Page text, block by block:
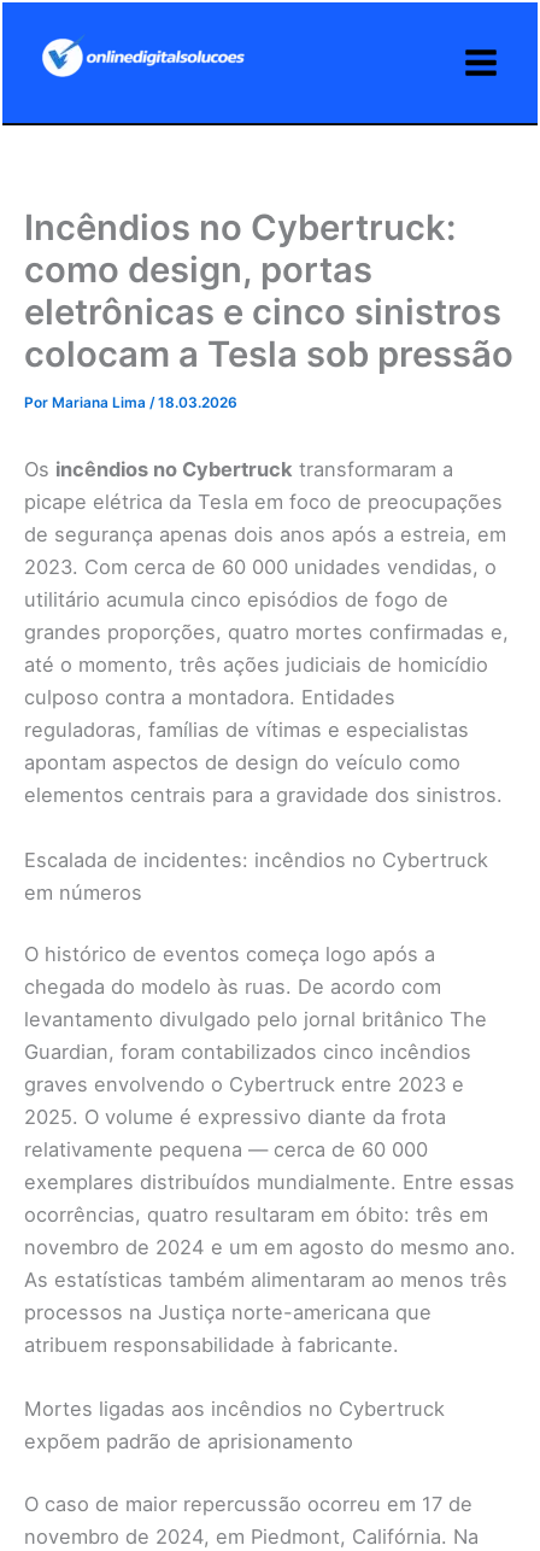
Incêndios no Cybertruck:
como design, portas
eletrônicas e cinco sinistros
colocam a Tesla sob pressão
Por Mariana Lima /18.03.2026
Os incêndios no Cybertruck transformaram a
picape elétrica da Tesla em foco de preocupações
de segurança apenas dois anos após a estreia, em
2023. Com cerca de 60 000 unidades vendidas, o
utilitário acumula cinco episódios de fogo de
grandes proporções, quatro mortes confirmadas e,
até o momento, três ações judiciais de homicídio
culposo contra a montadora. Entidades
reguladoras, famílias de vítimas e especialistas
apontam aspectos de design do veículo como
elementos centrais para a gravidade dos sinistros.
Escalada de incidentes: incêndios no Cybertruck
em números
O histórico de eventos começa logo após a
chegada do modelo às ruas. De acordo com
levantamento divulgado pelo jornal britânico The
Guardian, foram contabilizados cinco incêndios
graves envolvendo o Cybertruck entre 2023 e
2025. O volume é expressivo diante da frota
relativamente pequena — cerca de 60 000
exemplares distribuídos mundialmente. Entre essas
ocorrências, quatro resultaram em óbito: três em
novembro de 2024 e um em agosto do mesmo ano.
As estatísticas também alimentaram ao menos três
processos na Justiça norte-americana que
atribuem responsabilidade à fabricante.
Mortes ligadas aos incêndios no Cybertruck
expõem padrão de aprisionamento
O caso de maior repercussão ocorreu em 17 de
novembro de 2024, em Piedmont, Califórnia. Na